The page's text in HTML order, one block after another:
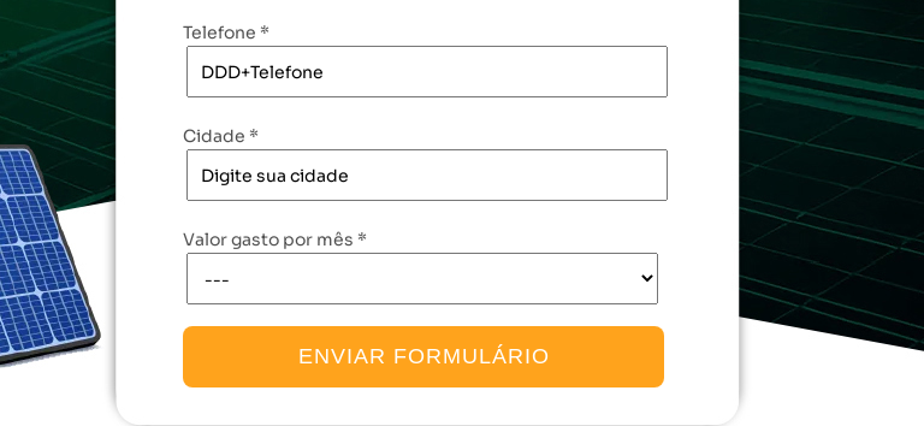
Telefone *
Cidade *
Valor gasto por mês *